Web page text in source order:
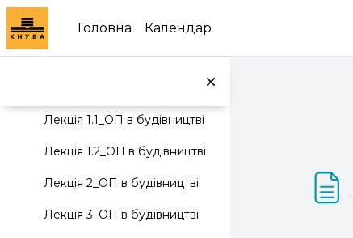
Перейти до головного вмісту
Головна
Календар
Лекція 9. Пожежна безпека.
Лекція 10. Електромагнітні випромінювання та радіаційна безпека.
Відеозаписи лекційних занять
Лекція 1.1_ОП в будівництві
Лекція 1.2_ОП в будівництві
Лекція 2_ОП в будівництві
Лекція 3_ОП в будівництві